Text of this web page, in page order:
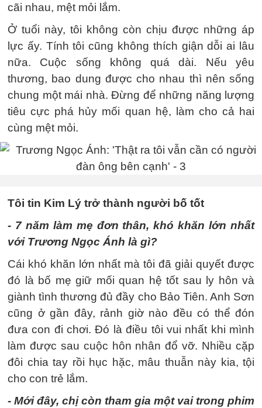
cãi nhau, mệt mỏi lắm.
Ở tuổi này, tôi không còn chịu được những áp
lực ấy. Tính tôi cũng không thích giận dỗi ai lâu
nữa. Cuộc sống không quá dài. Nếu yêu
thương, bao dung được cho nhau thì nên sống
chung một mái nhà. Đừng để những năng lượng
tiêu cực phá hủy mối quan hệ, làm cho cả hai
cùng mệt mỏi.
Tôi tin Kim Lý trở thành người bố tốt
- 7 năm làm mẹ đơn thân, khó khăn lớn nhất
với Trương Ngọc Ánh là gì?
Cái khó khăn lớn nhất mà tôi đã giải quyết được
đó là bố mẹ giữ mối quan hệ tốt sau ly hôn và
giành tình thương đủ đầy cho Bảo Tiên. Anh Sơn
cũng ở gần đây, rảnh giờ nào đều có thể đón
đưa con đi chơi. Đó là điều tôi vui nhất khi mình
làm được sau cuộc hôn nhân đổ vỡ. Nhiều cặp
đôi chia tay rồi hục hặc, mâu thuẫn này kia, tội
cho con trẻ lắm.
- Mới đây, chị còn tham gia một vai trong phim